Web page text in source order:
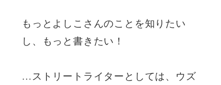
もっとよしこさんのことを知りたい
し、もっと書きたい！
…ストリートライターとしては、ウズ